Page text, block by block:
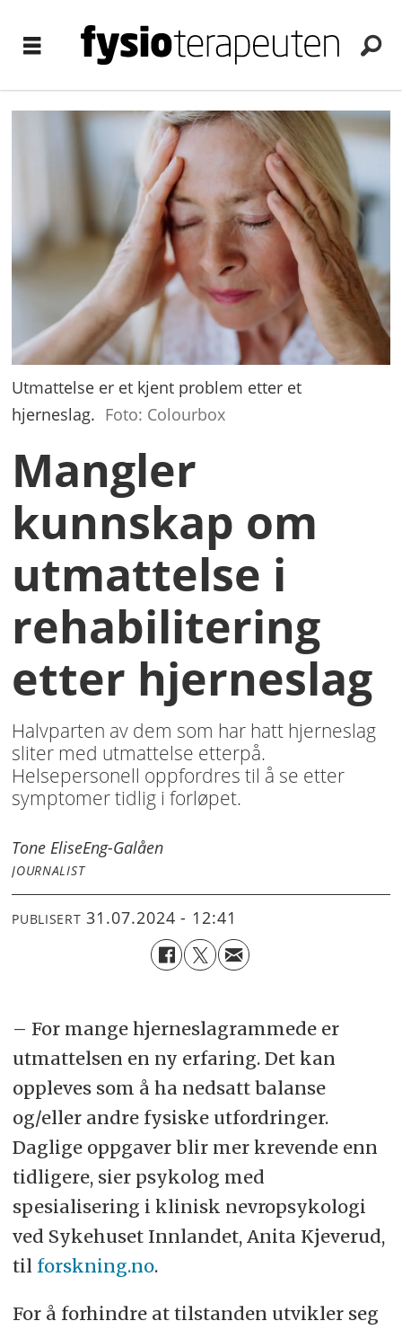
Utmattelse er et kjent problem etter et
hjerneslag. Foto: Colourbox
Mangler
kunnskap om
utmattelse i
rehabilitering
etter hjerneslag
Halvparten av dem som har hatt hjerneslag
sliter med utmattelse etterpå.
Helsepersonell oppfordres til å se etter
symptomer tidlig i forløpet.
Tone EliseEng-Galåen
JOURNALIST
PUBLISERT 31.07.2024 - 12:41
– For mange hjerneslagrammede er
utmattelsen en ny erfaring. Det kan
oppleves som å ha nedsatt balanse
og/eller andre fysiske utfordringer.
Daglige oppgaver blir mer krevende enn
tidligere, sier psykolog med
spesialisering i klinisk nevropsykologi
ved Sykehuset Innlandet, Anita Kjeverud,
til forskning.no.
For å forhindre at tilstanden utvikler seg